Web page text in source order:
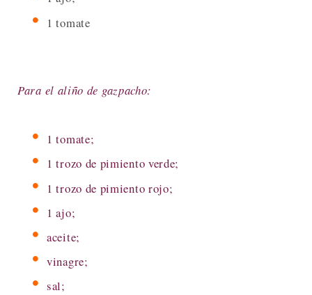
1 tomate
Para el aliño de gazpacho:
1 tomate;
1 trozo de pimiento verde;
1 trozo de pimiento rojo;
1 ajo;
aceite;
vinagre;
sal;